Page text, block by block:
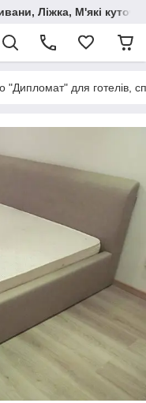
Ліжка, М'які
"Дипломат" для готелів,